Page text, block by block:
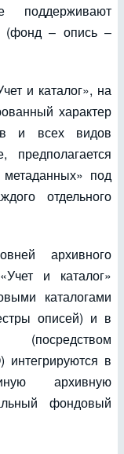
поддерживают
(фонд – опись –
и каталог», на
характер
и всех видов
предполагается
метаданных» под
отдельного
архивного
и каталог»
каталогами
описей) и в
в
архивную
фондовый